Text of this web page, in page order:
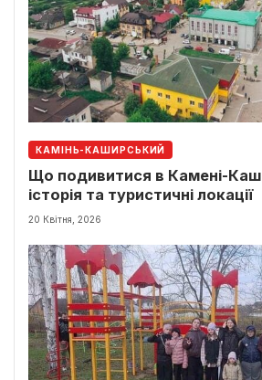
КАМІНЬ-КАШИРСЬКИЙ
Що подивитися в Камені-
історія та туристичні локації
20 Квітня, 2026